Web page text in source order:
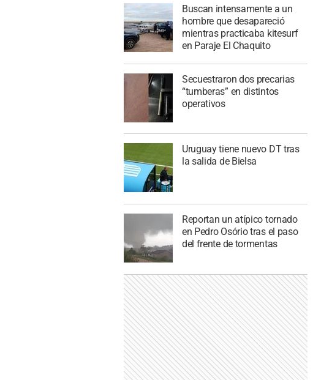
Buscan intensamente a un
hombre que desapareció
mientras practicaba kitesurf
en Paraje El Chaquito
Secuestraron dos precarias
“tumberas” en distintos
operativos
Uruguay tiene nuevo DT tras
la salida de Bielsa
Reportan un atípico tornado
en Pedro Osório tras el paso
del frente de tormentas